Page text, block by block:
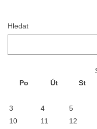
Hledat
Po
Út St
3
4 5
10
11 12